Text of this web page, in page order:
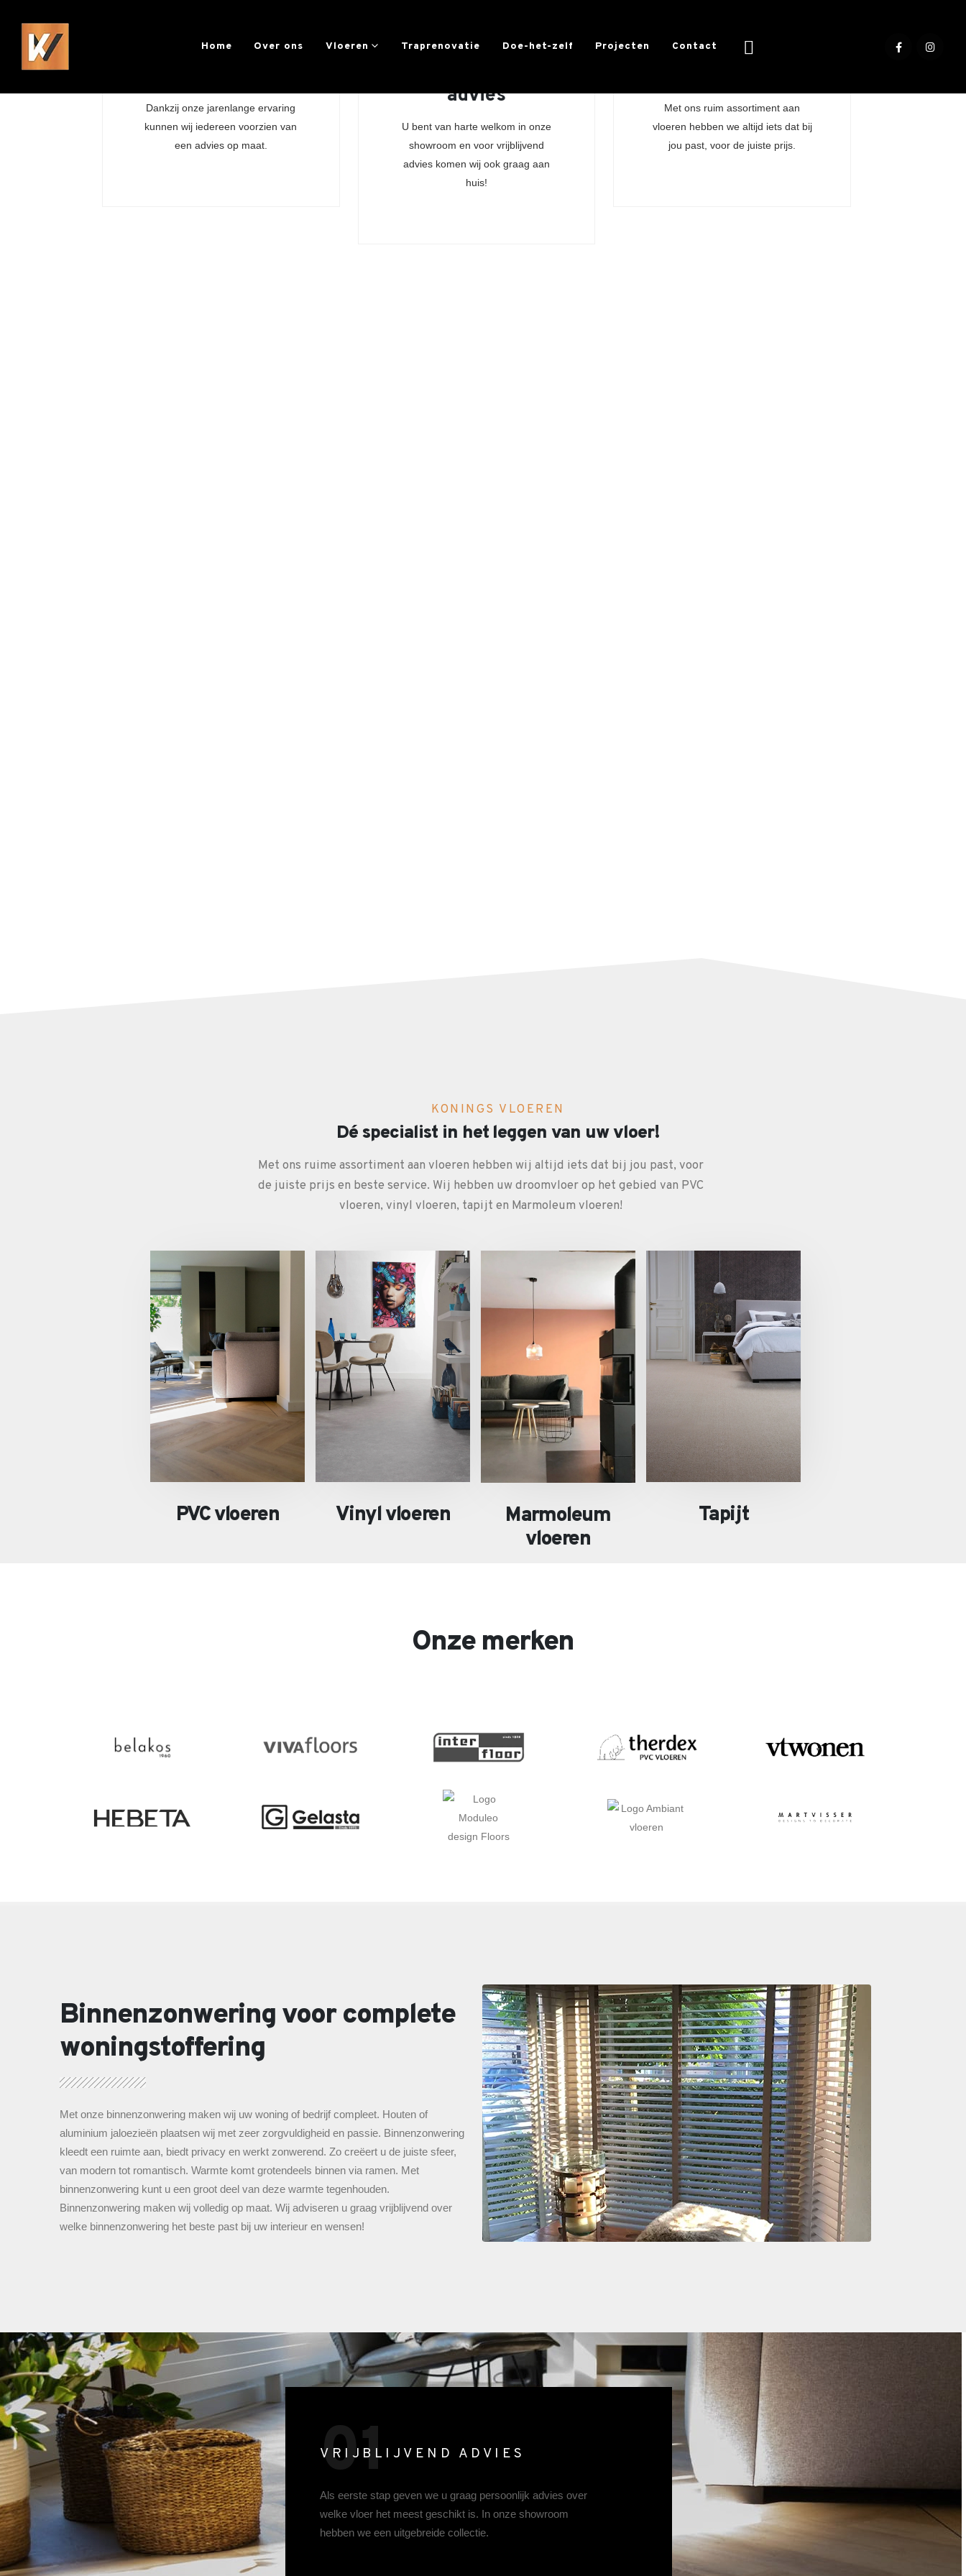
Home Over ons Vloeren Traprenovatie Doe-het-zelf Projecten Contact
Dankzij onze jarenlange ervaring
kunnen wij iedereen voorzien van
een advies op maat.
advies
U bent van harte welkom in onze
showroom en voor vrijblijvend
advies komen wij ook graag aan
huis!
Met ons ruim assortiment aan
vloeren hebben we altijd iets dat bij
jou past, voor de juiste prijs.
KONINGS VLOEREN
Dé specialist in het leggen van uw vloer!
Met ons ruime assortiment aan vloeren hebben wij altijd iets dat bij jou past, voor
de juiste prijs en beste service. Wij hebben uw droomvloer op het gebied van PVC
vloeren, vinyl vloeren, tapijt en Marmoleum vloeren!
PVC vloeren Vinyl vloeren
Marmoleum
vloeren
Tapijt
Onze merken
Binnenzonwering voor complete
woningstoffering
Met onze binnenzonwering maken wij uw woning of bedrijf compleet. Houten of
aluminium jaloezieën plaatsen wij met zeer zorgvuldigheid en passie. Binnenzonwering
kleedt een ruimte aan, biedt privacy en werkt zonwerend. Zo creëert u de juiste sfeer,
van modern tot romantisch. Warmte komt grotendeels binnen via ramen. Met
binnenzonwering kunt u een groot deel van deze warmte tegenhouden.
Binnenzonwering maken wij volledig op maat. Wij adviseren u graag vrijblijvend over
welke binnenzonwering het beste past bij uw interieur en wensen!
01
VRIJBLIJVEND ADVIES
Als eerste stap geven we u graag persoonlijk advies over
welke vloer het meest geschikt is. In onze showroom
hebben we een uitgebreide collectie.
02
AAN DE SLAG
Eerst wordt de eerste rij gelegd met de groef naar de
muur. Vervolgens worden de rest van de rijen gelegd en
worden lijmresten netjes weggewerkt.